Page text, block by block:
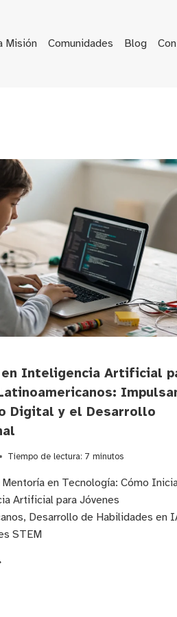
Misión Comunidades Blog
Inteligencia Artificial
Digital y el Desarrollo
Tiempo de lectura: 7minutos
Mentoría en Tecnología: Cómo
Artificial para Jóvenes
Desarrollo de Habilidades en
STEM